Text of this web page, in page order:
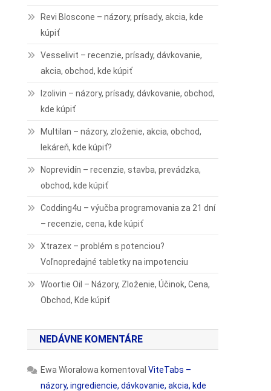
Revi Bloscone – názory, prísady, akcia, kde
kúpiť
Vesselivit – recenzie, prísady, dávkovanie,
akcia, obchod, kde kúpiť
Izolivin – názory, prísady, dávkovanie, obchod,
kde kúpiť
Multilan – názory, zloženie, akcia, obchod,
lekáreň, kde kúpiť?
Noprevidín – recenzie, stavba, prevádzka,
obchod, kde kúpiť
Codding4u – výučba programovania za 21 dní
– recenzie, cena, kde kúpiť
Xtrazex – problém s potenciou?
Voľnopredajné tabletky na impotenciu
Woortie Oil – Názory, Zloženie, Účinok, Cena,
Obchod, Kde kúpiť
NEDÁVNE KOMENTÁRE
Ewa Wiorałowa komentovalViteTabs –
názory, ingrediencie, dávkovanie, akcia, kde